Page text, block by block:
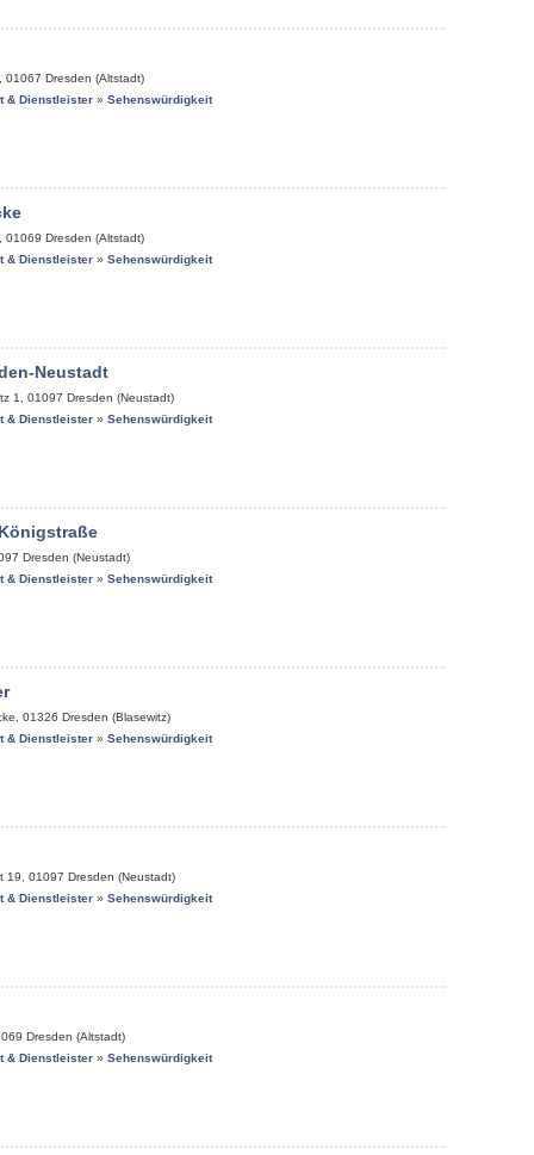
01067 Dresden (Altstadt)
& Dienstleister » Sehenswürdigkeit
01069 Dresden (Altstadt)
& Dienstleister » Sehenswürdigkeit
Neustadt
1 01097 Dresden (Neustadt)
& Dienstleister » Sehenswürdigkeit
Dresden (Neustadt)
& Dienstleister » Sehenswürdigkeit
01326 Dresden (Blasewitz)
& Dienstleister » Sehenswürdigkeit
19 01097 Dresden (Neustadt)
& Dienstleister » Sehenswürdigkeit
Dresden (Altstadt)
& Dienstleister » Sehenswürdigkeit